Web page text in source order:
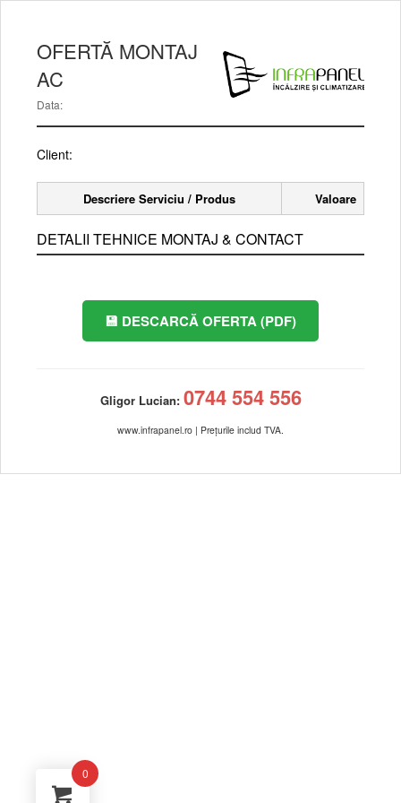
conținutOFERTĂ MONTAJ
AC
Data:
Client:
Descriere Serviciu / Produs Valoare
DETALII TEHNICE MONTAJ & CONTACT
💾 DESCARCĂ OFERTA (PDF)
Gligor Lucian: 0744 554 556
www.infrapanel.ro | Prețurile includ TVA.
0